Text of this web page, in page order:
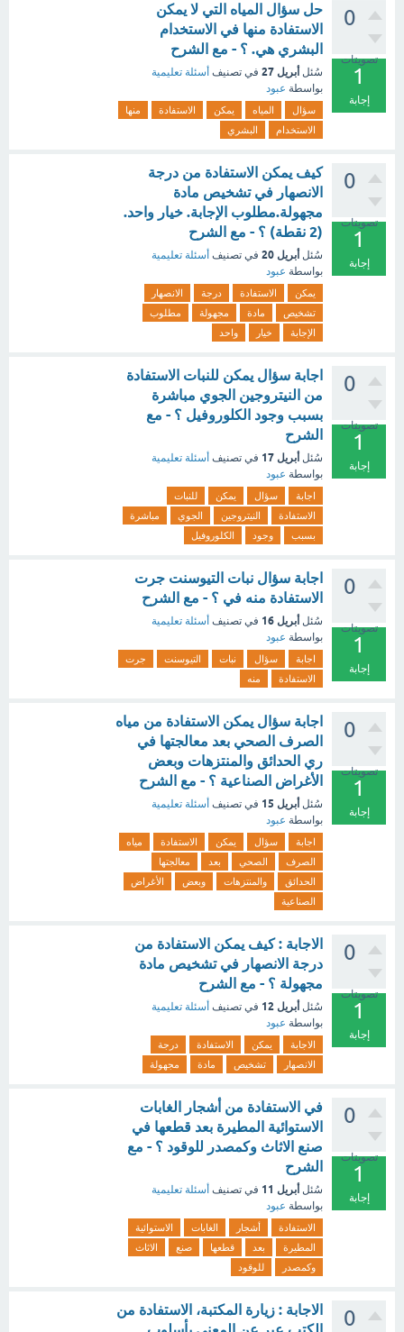
0
تصويتات
1
إجابة
حل سؤال المياه التي لا يمكن
الاستفادة منها في الاستخدام
البشري هي. ؟ - مع الشرح
سُئل أبريل 27 في تصنيف أسئلة تعليمية
بواسطة عبود
سؤال المياه يمكن الاستفادة
منها
الاستخدام
البشري
0
تصويتات
1
إجابة
كيف يمكن الاستفادة من درجة
الانصهار في تشخيص مادة
مجهولة.مطلوب الإجابة. خيار واحد.
(2 نقطة) ؟ - مع الشرح
سُئل أبريل 20 في تصنيف أسئلة تعليمية
بواسطة عبود
يمكن الاستفادة درجة
الانصهار
تشخيص
مادة مجهولة
مطلوب
الإجابة
خيار واحد
0
تصويتات
1
إجابة
اجابة سؤال يمكن للنبات الاستفادة
من النيتروجين الجوي مباشرة
بسبب وجود الكلوروفيل ؟ - مع
الشرح
سُئل أبريل 17 في تصنيف أسئلة تعليمية
بواسطة عبود
اجابة سؤال يمكن
للنبات
الاستفادة
النيتروجين الجوي
مباشرة
بسبب
وجود الكلوروفيل
0
تصويتات
1
إجابة
اجابة سؤال نبات التيوسنت جرت
الاستفادة منه في ؟ - مع الشرح
سُئل أبريل 16 في تصنيف أسئلة تعليمية
بواسطة عبود
اجابة سؤال نبات التيوسنت
جرت
الاستفادة
منه
0
تصويتات
1
إجابة
اجابة سؤال يمكن الاستفادة من مياه
الصرف الصحي بعد معالجتها في
ري الحدائق والمنتزهات وبعض
الأغراض الصناعية ؟ - مع الشرح
سُئل أبريل 15 في تصنيف أسئلة تعليمية
بواسطة عبود
اجابة سؤال يمكن الاستفادة
مياه
الصرف
الصحي بعد
معالجتها
الحدائق
والمنتزهات وبعض
الأغراض
الصناعية
0
تصويتات
1
إجابة
الاجابة : كيف يمكن الاستفادة من
درجة الانصهار في تشخيص مادة
مجهولة ؟ - مع الشرح
سُئل أبريل 12 في تصنيف أسئلة تعليمية
بواسطة عبود
الاجابة يمكن الاستفادة
درجة
الانصهار
تشخيص مادة مجهولة
0
تصويتات
1
إجابة
في الاستفادة من أشجار الغابات
الاستوائية المطيرة بعد قطعها في
صنع الاثاث وكمصدر للوقود ؟ - مع
الشرح
سُئل أبريل 11 في تصنيف أسئلة تعليمية
بواسطة عبود
الاستفادة أشجار الغابات
الاستوائية
المطيرة
بعد قطعها صنع
الاثاث
وكمصدر
للوقود
0
الاجابة : زيارة المكتبة، الاستفادة من